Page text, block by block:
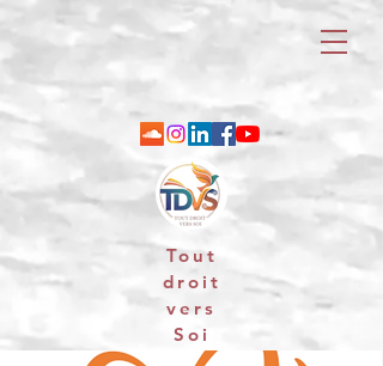
Tout
droit
vers
Soi